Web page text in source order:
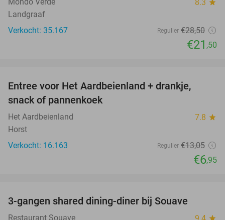
8.3 star
Landgraaf
Verkocht: 35.167
Regulier €28,50
€21 ,50
Entree voor Het Aardbeienland + drankje,
snack of pannenkoek
Het Aardbeienland 7.8 star
Horst
Verkocht: 16.163
Regulier €13,05
€6,95
3-gangen shared dining-diner bij Souave
Restaurant Souave star